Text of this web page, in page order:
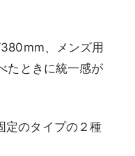
、メンズ用
たときに統一感が
のタイプの２種